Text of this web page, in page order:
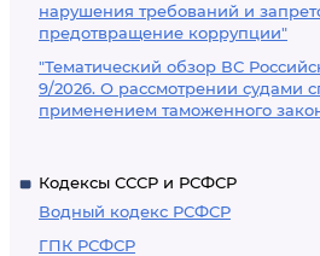
нарушения требований и
предотвращение коррупции"
"Тематический обзор ВС
9/2026. О рассмотрении судами
применением таможенного
Кодексы СССР и РСФСР
Водный кодекс РСФСР
ГПК РСФСР